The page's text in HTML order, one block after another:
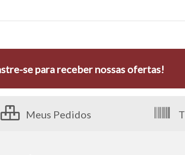
se para receber nossas ofertas!
Meus Pedidos